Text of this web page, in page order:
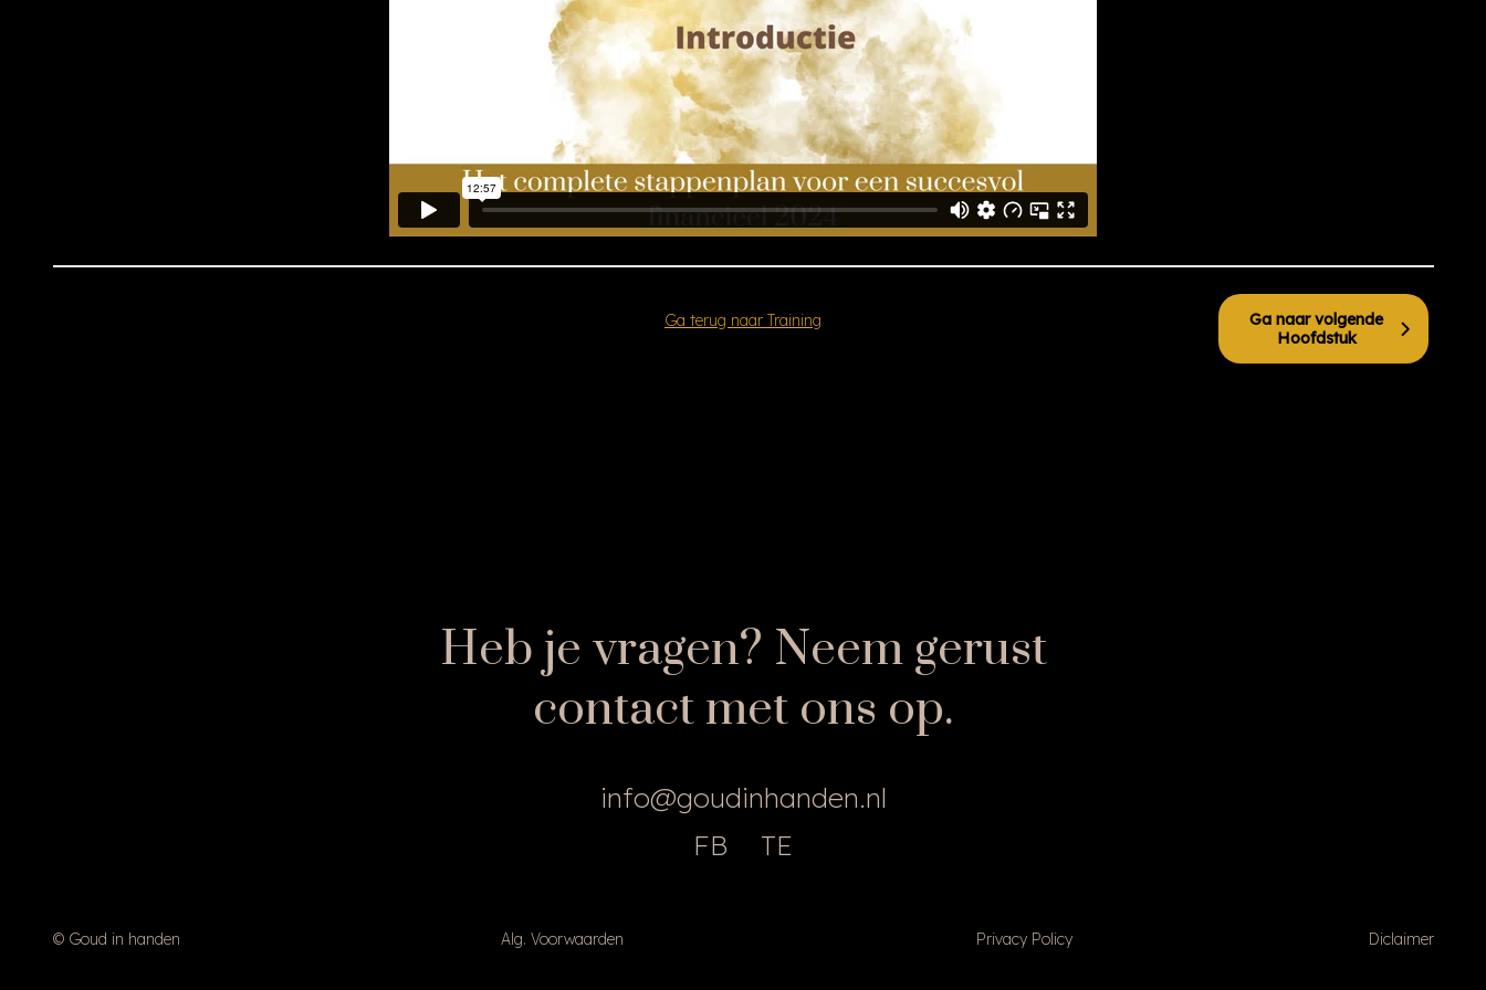
Ga terug naar Training
Ga naar volgende
Hoofdstuk
Heb je vragen? Neem gerust
contact met ons op.
info@goudinhanden.nl
FB
TE
© Goud in handen Alg. Voorwaarden Privacy Policy Diclaimer